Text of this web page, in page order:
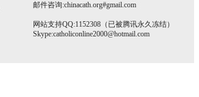
邮件咨询:chinacath.org#gmail.com
网站支持QQ:1152308（已被腾讯永久冻结）
Skype:catholiconline2000@hotmail.com